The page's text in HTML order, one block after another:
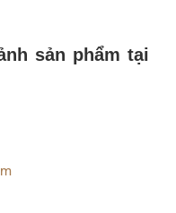
sản phẩm tại